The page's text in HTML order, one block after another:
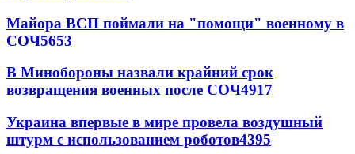
Майора ВСП поймали на "помощи" военному в
СОЧ5653
В Минобороны назвали крайний срок
возвращения военных после СОЧ4917
Украина впервые в мире провела воздушный
штурм с использованием роботов4395